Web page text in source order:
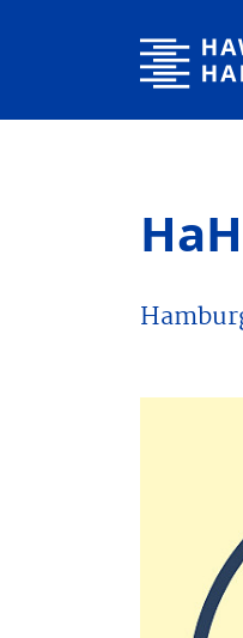
Hochschule